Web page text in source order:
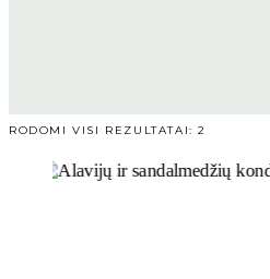
RODOMI VISI REZULTATAI: 2
PAGAL